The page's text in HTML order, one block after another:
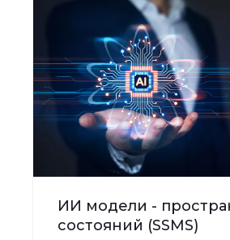
ИИ модели -
состояний (SSMS)